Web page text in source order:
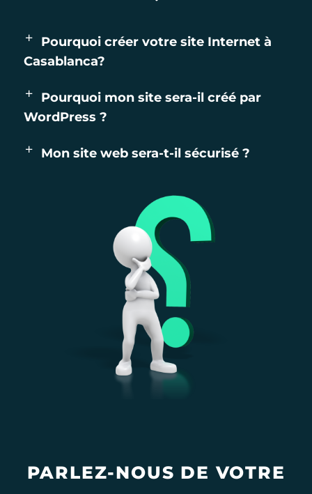
Pourquoi créer votre site Internet à
Casablanca?
Pourquoi mon site sera-il créé par
WordPress ?
Mon site web sera-t-il sécurisé ?
PARLEZ-NOUS DE VOTRE